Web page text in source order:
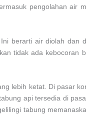
pengolahan air
berarti air diolah dan
tidak ada kebocoran
lebih ketat. Di pasar
api tersedia di
tabung